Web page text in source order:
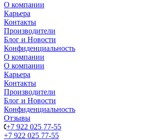
О компании
Карьера
Контакты
Производители
Блог и Новости
Конфиденциальность
О компании
О компании
Карьера
Контакты
Производители
Блог и Новости
Конфиденциальность
Отзывы
+7 922 025 77-55
+7 922 025 77-55